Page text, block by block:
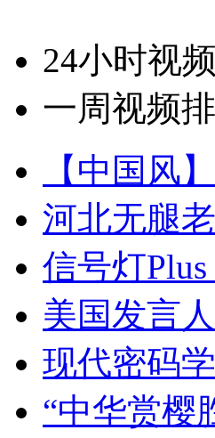
24小时视
一周视频
【中国风
河北无腿
信号灯
美国发言
现代密码
“中华赏樱